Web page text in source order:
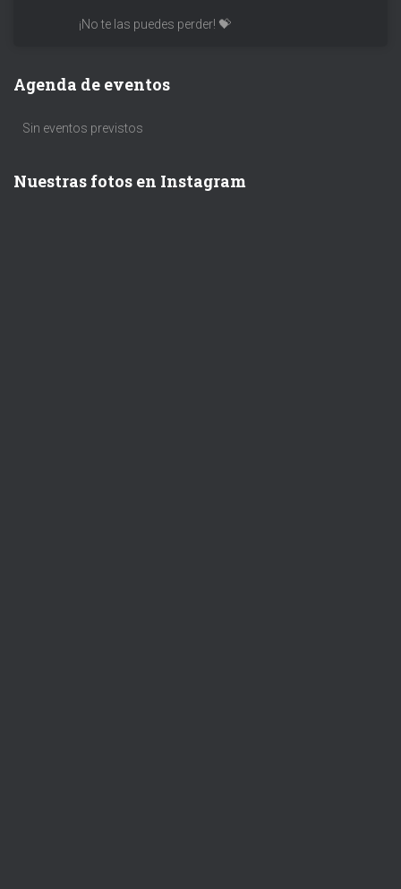
¡No te las puedes perder! 💝
Agenda de eventos
Sin eventos previstos
Nuestras fotos en Instagram